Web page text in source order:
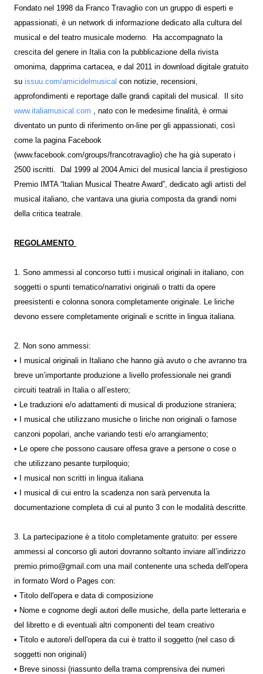
Fondato nel 1998 da Franco Travaglio con un gruppo di esperti e
appassionati, è un network di informazione dedicato alla cultura del
musical e del teatro musicale moderno. Ha accompagnato la
crescita del genere in Italia con la pubblicazione della rivista
omonima, dapprima cartacea, e dal 2011 in download digitale gratuito
su issuu.com/amicidelmusical con notizie, recensioni,
approfondimenti e reportage dalle grandi capitali del musical. Il sito
www.italiamusical.com , nato con le medesime finalità, è ormai
diventato un punto di riferimento on-line per gli appassionati, così
come la pagina Facebook
(www.facebook.com/groups/francotravaglio) che ha già superato i
2500 iscritti. Dal 1999 al 2004 Amici del musical lancia il prestigioso
Premio IMTA “ltalian Musical Theatre Award”, dedicato agli artisti del
musical italiano, che vantava una giuria composta da grandi nomi
della critica teatrale.
REGOLAMENTO
1. Sono ammessi al concorso tutti i musical originali in italiano, con
soggetti o spunti tematico/narrativi originali o tratti da opere
preesistenti e colonna sonora completamente originale. Le liriche
devono essere completamente originali e scritte in lingua italiana.
2. Non sono ammessi:
• I musical originali in Italiano che hanno già avuto o che avranno tra
breve un’importante produzione a livello professionale nei grandi
circuiti teatrali in Italia o all’estero;
• Le traduzioni e/o adattamenti di musical di produzione straniera;
• I musical che utilizzano musiche o liriche non originali o famose
canzoni popolari, anche variando testi e/o arrangiamento;
• Le opere che possono causare offesa grave a persone o cose o
che utilizzano pesante turpiloquio;
• I musical non scritti in lingua italiana
• I musical di cui entro la scadenza non sarà pervenuta la
documentazione completa di cui al punto 3 con le modalità descritte.
3. La partecipazione è a titolo completamente gratuito: per essere
ammessi al concorso gli autori dovranno soltanto inviare all’indirizzo
premio.primo@gmail.com una mail contenente una scheda dell'opera
in formato Word o Pages con:
• Titolo dell'opera e data di composizione
• Nome e cognome degli autori delle musiche, della parte letteraria e
del libretto e di eventuali altri componenti del team creativo
• Titolo e autore/i dell'opera da cui è tratto il soggetto (nel caso di
soggetti non originali)
• Breve sinossi (riassunto della trama comprensiva dei numeri